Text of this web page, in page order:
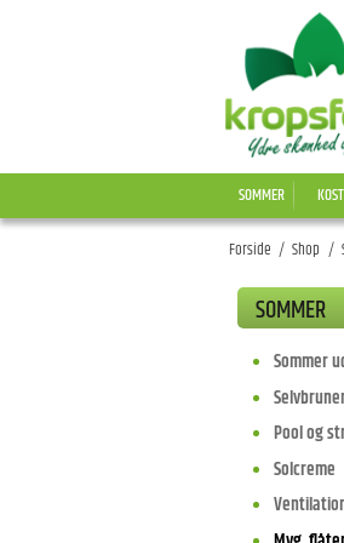
SOMMER
Forside / Shop /
SOMMER
Sommer
Pool og
Solcreme